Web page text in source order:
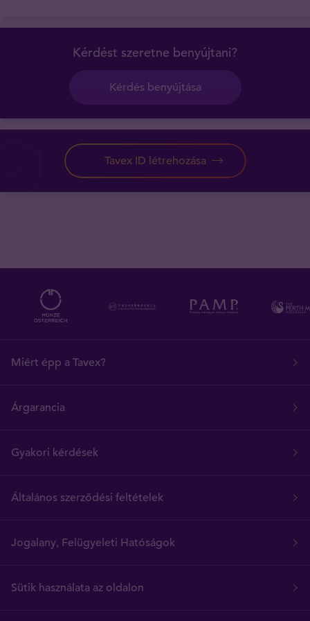
Kérdést szeretne benyújtani?
Kérdés benyújtása
Tavex ID létrehozása
Miért épp a Tavex?
Árgarancia
Gyakori kérdések
Általános szerződési feltételek
Jogalany, Felügyeleti Hatóságok
Sütik használata az oldalon